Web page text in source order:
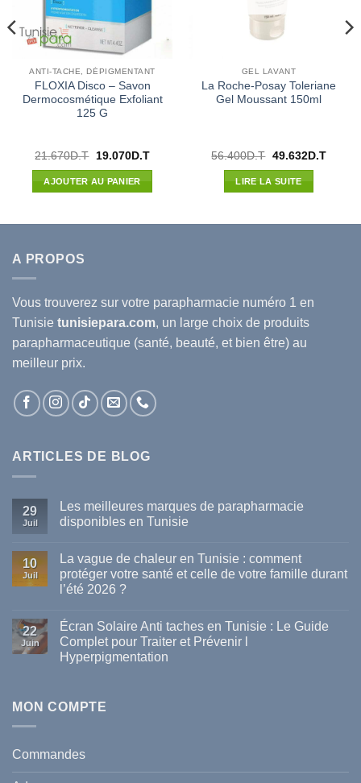
ANTI-TACHE, DÉPIGMENTANT
FLOXIA Disco – Savon
Dermocosmétique Exfoliant
125 G
21.670D.T
Le
initial
était :
19.070D.TLe
AJOUTER AU PANIER
GEL LAVANT
La Roche-Posay Toleriane
Gel Moussant 150ml
56.400D.T Le
initial
était :
49.632D.TLe
LIRE LA SUITE
A PROPOS
Vous trouverez sur votre parapharmacie numéro 1 en
Tunisie tunisiepara.com, un large choix de produits
parapharmaceutique (santé, beauté, et bien être) au
meilleur prix.
ARTICLES DE BLOG
29
Juil
Les meilleures marques de parapharmacie
disponibles en Tunisie
sur
meilleures
marques
disponibles
en
Tunisie
10
Juil
La vague de chaleur en Tunisie : comment
protéger votre santé et celle de votre famille durant
l’été 2026 ?
sur
La
vague
de
comment
et
celle
de
22
Juin
Écran Solaire Anti taches en Tunisie : Le Guide
Complet pour Traiter et Prévenir l
Hyperpigmentation
Écran
Solaire
Tunisie
MON COMPTE
Commandes